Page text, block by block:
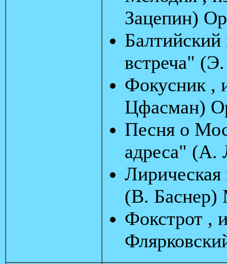
Зацепин)
встреча"
Фокусник ,
Цфасман)
Песня о
адреса" (А.
(В.
Фокстрот ,